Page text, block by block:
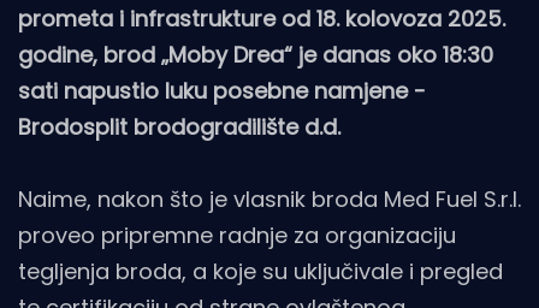
prometa i infrastrukture od 18. kolovoza 2025.
godine, brod „Moby Drea“ je danas oko 18:30
sati napustio luku posebne namjene -
Brodosplit brodogradilište d.d.
Naime, nakon što je vlasnik broda Med Fuel S.r.l.
proveo pripremne radnje za organizaciju
tegljenja broda, a koje su uključivale i pregled